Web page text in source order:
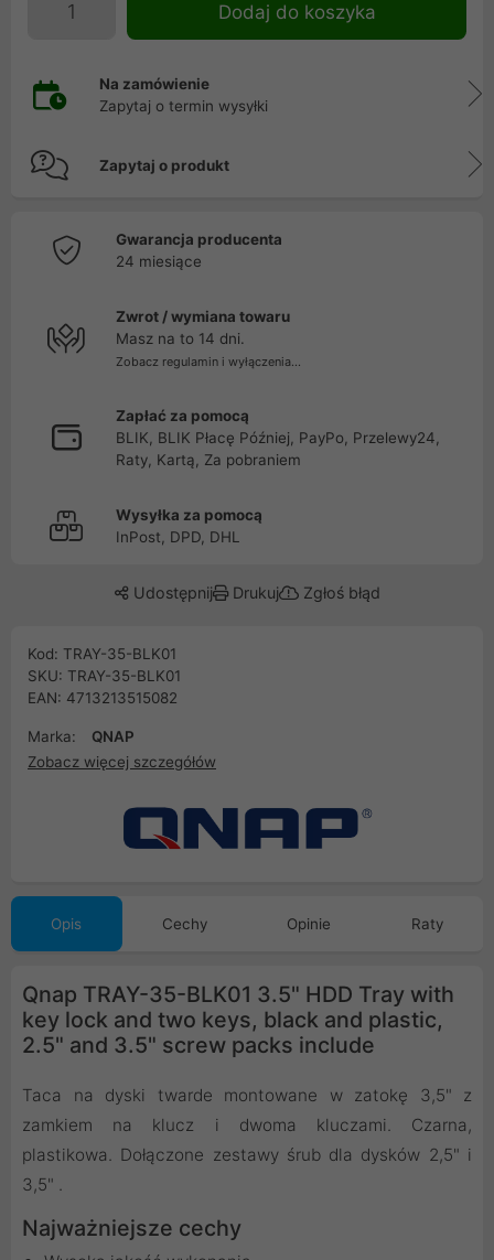
Dodaj do koszyka
Na zamówienie
Zapytaj o termin wysyłki
Zapytaj o produkt
Gwarancja producenta
24 miesiące
Zwrot / wymiana towaru
Masz na to 14 dni.
Zobacz regulamin i wyłączenia...
Zapłać za pomocą
BLIK, BLIK Płacę Później, PayPo, Przelewy24,
Raty, Kartą, Za pobraniem
Wysyłka za pomocą
InPost, DPD, DHL
Udostępnij Drukuj Zgłoś błąd
Kod: TRAY-35-BLK01
SKU: TRAY-35-BLK01
EAN: 4713213515082
Marka:
QNAP
Zobacz więcej szczegółów
Opis Cechy Opinie Raty
Qnap TRAY-35-BLK01 3.5" HDD Tray with
key lock and two keys, black and plastic,
2.5" and 3.5" screw packs include
Taca na dyski twarde montowane w zatokę 3,5" z
zamkiem na klucz i dwoma kluczami. Czarna,
plastikowa. Dołączone zestawy śrub dla dysków 2,5" i
3,5" .
Najważniejsze cechy